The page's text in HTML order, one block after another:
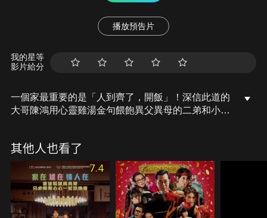
播放預告片
我的星等
影片給分
一個家最重要的是「人到齊了，開飯」！深信此道的
大哥陳鴻用心靈雞湯金句餵飽異父異母的二弟和小
友。輸人不輸陣的大哥找臨時女友阿喵來充場面，加
上小弟看好戲的心情。從此每晚6人同桌，味蕾滿足
但暗潮汹湧。
其他人也看了
7.4